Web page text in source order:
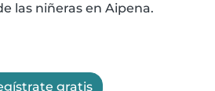
las niñeras en Aipena.
gratis